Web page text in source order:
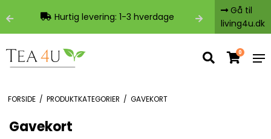
Hurtig levering: 1-3 hverdage
Gå til
living4u.dk
0
FORSIDE / PRODUKTKATEGORIER / GAVEKORT
Gavekort